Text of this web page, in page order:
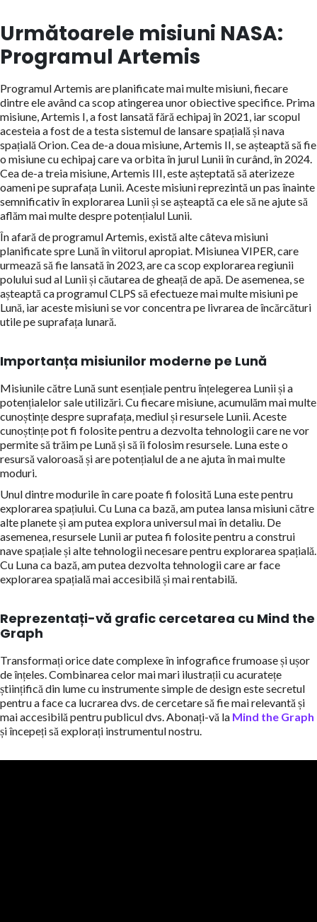
Următoarele misiuni NASA:
Programul Artemis
Programul Artemis are planificate mai multe misiuni, fiecare
dintre ele având ca scop atingerea unor obiective specifice. Prima
misiune, Artemis I, a fost lansată fără echipaj în 2021, iar scopul
acesteia a fost de a testa sistemul de lansare spațială și nava
spațială Orion. Cea de-a doua misiune, Artemis II, se așteaptă să fie
o misiune cu echipaj care va orbita în jurul Lunii în curând, în 2024.
Cea de-a treia misiune, Artemis III, este așteptată să aterizeze
oameni pe suprafața Lunii. Aceste misiuni reprezintă un pas înainte
semnificativ în explorarea Lunii și se așteaptă ca ele să ne ajute să
aflăm mai multe despre potențialul Lunii.
În afară de programul Artemis, există alte câteva misiuni
planificate spre Lună în viitorul apropiat. Misiunea VIPER, care
urmează să fie lansată în 2023, are ca scop explorarea regiunii
polului sud al Lunii și căutarea de gheață de apă. De asemenea, se
așteaptă ca programul CLPS să efectueze mai multe misiuni pe
Lună, iar aceste misiuni se vor concentra pe livrarea de încărcături
utile pe suprafața lunară.
Importanța misiunilor moderne pe Lună
Misiunile către Lună sunt esențiale pentru înțelegerea Lunii și a
potențialelor sale utilizări. Cu fiecare misiune, acumulăm mai multe
cunoștințe despre suprafața, mediul și resursele Lunii. Aceste
cunoștințe pot fi folosite pentru a dezvolta tehnologii care ne vor
permite să trăim pe Lună și să îi folosim resursele. Luna este o
resursă valoroasă și are potențialul de a ne ajuta în mai multe
moduri.
Unul dintre modurile în care poate fi folosită Luna este pentru
explorarea spațiului. Cu Luna ca bază, am putea lansa misiuni către
alte planete și am putea explora universul mai în detaliu. De
asemenea, resursele Lunii ar putea fi folosite pentru a construi
nave spațiale și alte tehnologii necesare pentru explorarea spațială.
Cu Luna ca bază, am putea dezvolta tehnologii care ar face
explorarea spațială mai accesibilă și mai rentabilă.
Reprezentați-vă grafic cercetarea cu Mind the
Graph
Transformați orice date complexe în infografice frumoase și ușor
de înțeles. Combinarea celor mai mari ilustrații cu acuratețe
științifică din lume cu instrumente simple de design este secretul
pentru a face ca lucrarea dvs. de cercetare să fie mai relevantă și
mai accesibilă pentru publicul dvs. Abonați-vă la Mind the Graph
și începeți să explorați instrumentul nostru.